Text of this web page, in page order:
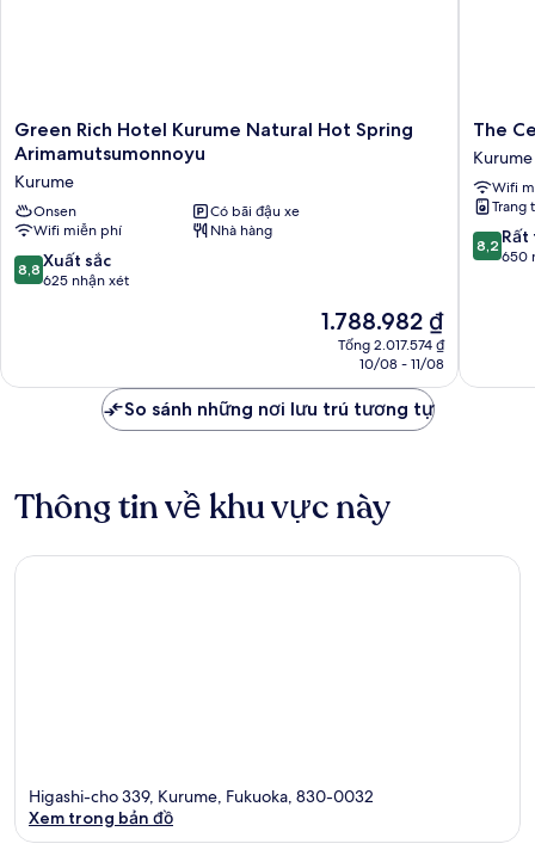
Green
Rich
Kurume
Natural
Hot
Spring
Arimamutsumonnoyu
Green Rich Hotel Kurume Natural Hot Spring
Arimamutsumonnoyu
Kurume
Onsen
Có bãi đậu xe
Wifi miễn phí
Nhà hàng
8.8
trên
nhận
8,8 Xuất sắc
625 nhận xét
Giá
hiện
1.788.982 ₫
1.788.982 ₫
Tổng 2.017.574 ₫
10/08 - 11/08
The
Kurume
Kurume
The
Kurume
Wifi
Trang
8.2
trên
xét
8,2 Rất
650
So sánh những nơi lưu trú tương tự
Thông tin về khu vực này
Higashi-cho 339, Kurume, Fukuoka, 830-0032
Xem trong bản đồ